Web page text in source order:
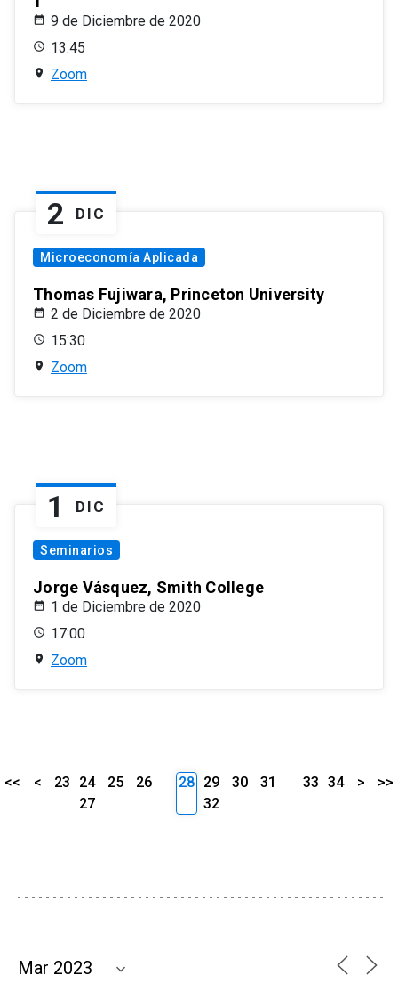
9 de Diciembre de 2020
13:45
Zoom
2 DIC
Microeconomía Aplicada
Thomas Fujiwara, Princeton University
2 de Diciembre de 2020
15:30
Zoom
1 DIC
Seminarios
Jorge Vásquez, Smith College
1 de Diciembre de 2020
17:00
Zoom
<< < 23 24 25
26
27
28 29 30
31
32
33 34 > >>